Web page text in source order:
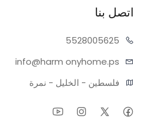
اتصل بنا
05625
55280
info@harm onyhome.ps
فلسطين - الخليل - نمرة